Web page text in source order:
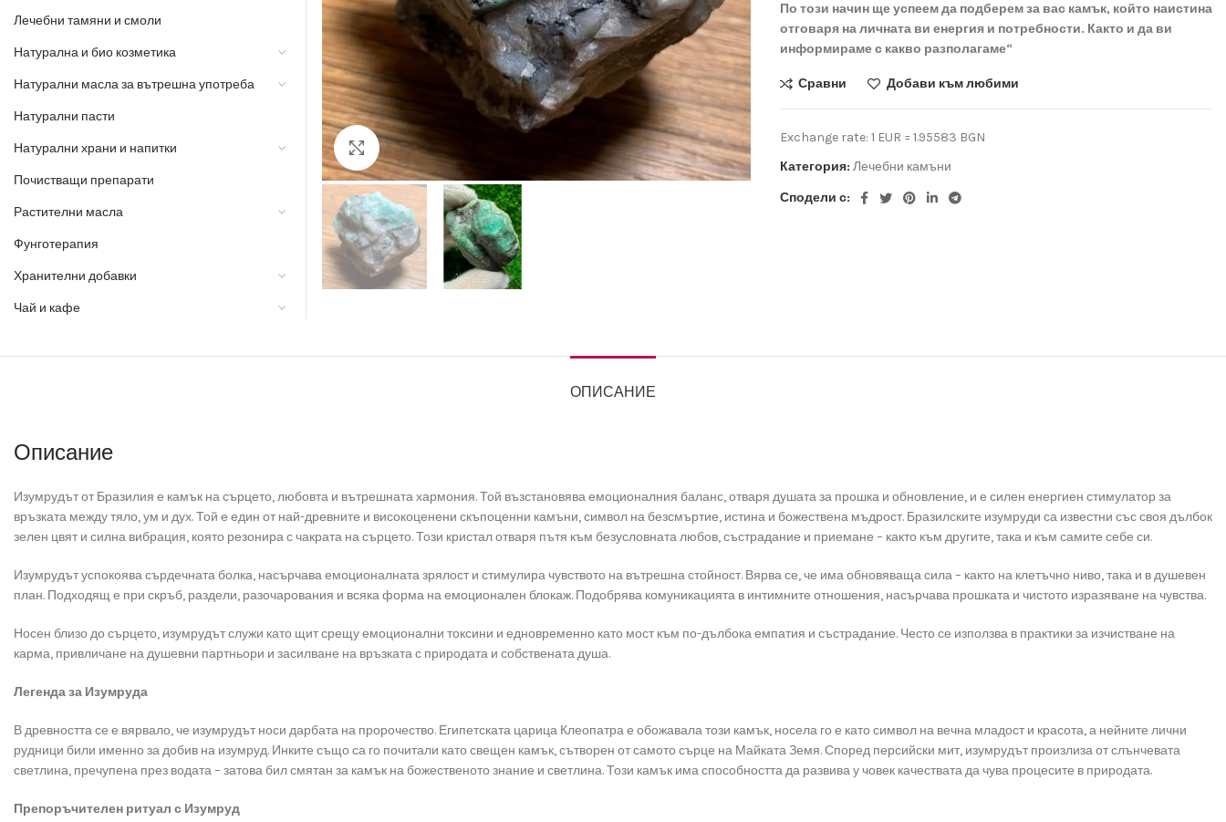
Разширяване
По този начин ще успеем да подберем за вас камък, който наистина
отговаря на личната ви енергия и потребности. Както и да ви
информираме с какво разполагаме“
Сравни Добави към любими
Exchange rate: 1 EUR = 1.95583 BGN
Категория: Лечебни камъни
Сподели с:
Лечебни тамяни и смоли
Натурална и био козметика
Натурални масла за вътрешна употреба
Натурални пасти
Натурални храни и напитки
Почистващи препарати
Растителни масла
Фунготерапия
Хранителни добавки
Чай и кафе
ОПИСАНИЕ
Описание
Изумрудът от Бразилия е камък на сърцето, любовта и вътрешната хармония. Той възстановява емоционалния баланс, отваря душата за прошка и обновление, и е силен енергиен стимулатор за
връзката между тяло, ум и дух. Той е един от най-древните и високоценени скъпоценни камъни, символ на безсмъртие, истина и божествена мъдрост. Бразилските изумруди са известни със своя дълбок
зелен цвят и силна вибрация, която резонира с чакрата на сърцето. Този кристал отваря пътя към безусловната любов, състрадание и приемане – както към другите, така и към самите себе си.
Изумрудът успокоява сърдечната болка, насърчава емоционалната зрялост и стимулира чувството на вътрешна стойност. Вярва се, че има обновяваща сила – както на клетъчно ниво, така и в душевен
план. Подходящ е при скръб, раздели, разочарования и всяка форма на емоционален блокаж. Подобрява комуникацията в интимните отношения, насърчава прошката и чистото изразяване на чувства.
Носен близо до сърцето, изумрудът служи като щит срещу емоционални токсини и едновременно като мост към по-дълбока емпатия и състрадание. Често се използва в практики за изчистване на
карма, привличане на душевни партньори и засилване на връзката с природата и собствената душа.
Легенда за Изумруда
В древността се е вярвало, че изумрудът носи дарбата на пророчество. Египетската царица Клеопатра е обожавала този камък, носела го е като символ на вечна младост и красота, а нейните лични
рудници били именно за добив на изумруд. Инките също са го почитали като свещен камък, сътворен от самото сърце на Майката Земя. Според персийски мит, изумрудът произлиза от слънчевата
светлина, пречупена през водата – затова бил смятан за камък на божественото знание и светлина. Този камък има способността да развива у човек качествата да чува процесите в природата.
Препоръчителен ритуал с Изумруд